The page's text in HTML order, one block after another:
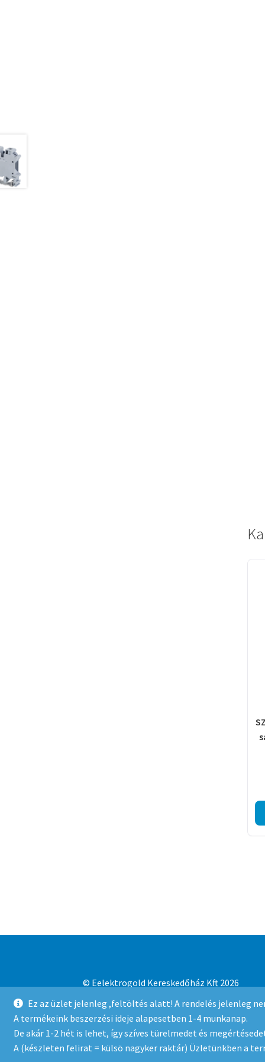
Ez az üzlet jelenleg ,feltöltés alatt! A rendelés jelenleg
A termékeink beszerzési ideje alapesetben 1-4 munkanap.
De akár 1-2 hét is lehet, így szíves türelmedet és
A (készleten felirat = külsö nagyker raktár) Üzletünkben a
© Eelektrogold Kereskedőház Kft 2026
Adatvédelmi irányelvek
Built with